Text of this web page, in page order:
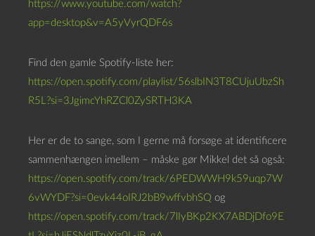
https://www.youtube.com/watch?
app=desktop&v=A5yVyrQDF6s
Find den gamle Spotify-liste her:
https://open.spotify.com/playlist/56slbIN3T8CUjuUbzSh
R5L?si=3JgimcYhRZCl0ZySRTH3KA
Her er de to sange, som I gerne må forsøge at identificere
sammenhængen imellem – måske gør Mikkel det så også:
https://open.spotify.com/track/6PEDWWH9k59uqp7W
6vWYDF?si=0evk44oIRJ2bB9wffvbhSQ og
https://open.spotify.com/track/7lIyBKp2KX7ABDjDfo9E